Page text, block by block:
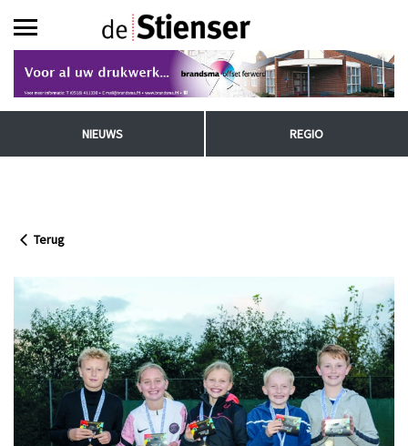
NIEUWS REGIO
Terug